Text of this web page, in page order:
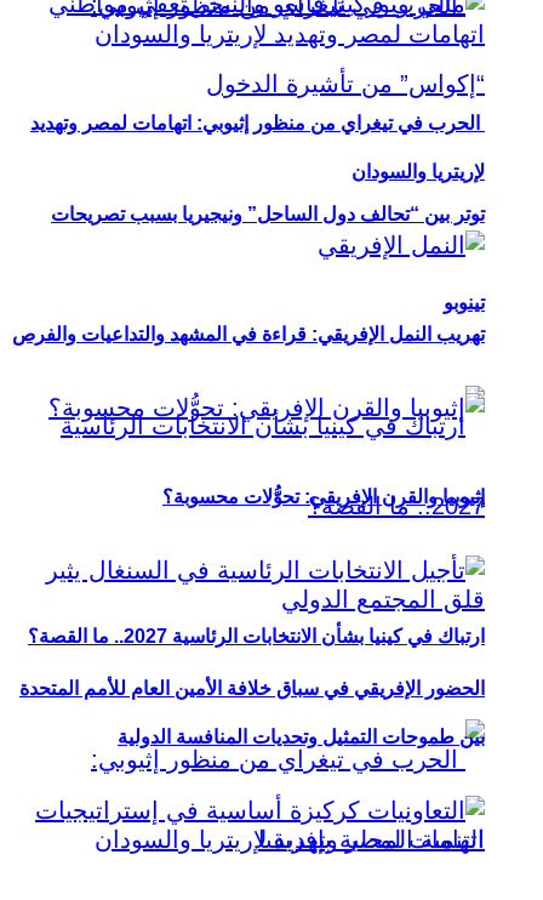
توتر بين “تحالف دول الساحل” ونيجيريا بسبب تصريحات
تينوبو
ارتباك في كينيا بشأن الانتخابات الرئاسية 2027.. ما القصة؟
الحرب في تيغراي من منظور إثيوبي: اتهامات لمصر وتهديد
لإريتريا والسودان
تهريب النمل الإفريقي: قراءة في المشهد والتداعيات والفرص
إثيوبيا والقرن الإفريقي: تحوُّلات محسوبة؟
الحضور الإفريقي في سباق خلافة الأمين العام للأمم المتحدة
بين طموحات التمثيل وتحديات المنافسة الدولية